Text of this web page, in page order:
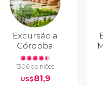
Excursão a
Córdoba
1306 opiniões
US$81,9